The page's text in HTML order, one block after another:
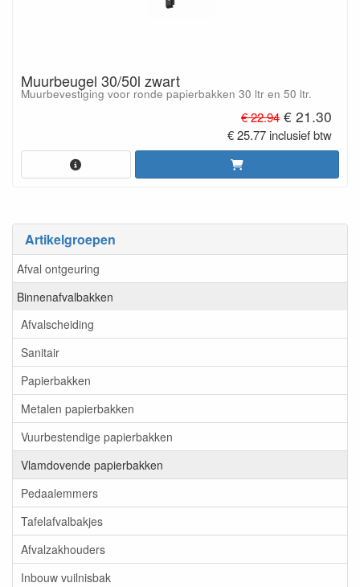
Artikelgroepen
Afval ontgeuring
Binnenafvalbakken
Afvalscheiding
Sanitair
Papierbakken
Metalen papierbakken
Vuurbestendige papierbakken
Vlamdovende papierbakken
Pedaalemmers
Tafelafvalbakjes
Afvalzakhouders
Inbouw vuilnisbak
Muurbeugel 30/50l zwart
Muurbevestiging voor ronde papierbakken 30 ltr en 50 ltr.
€ 22.94€ 21.30
€ 25.77 inclusief btw